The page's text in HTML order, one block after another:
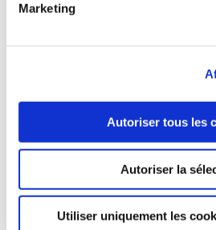
Marketing
Autoriser tous les
Autoriser la
Utiliser uniquement les
techniciens équipements, moteurs,
ENVIRONNEMENT
ENVIRONNEMENT